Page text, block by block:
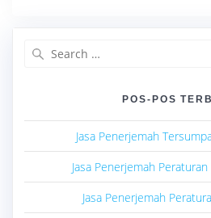
POS-POS
Jasa Penerjemah
Jasa Penerjemah Peraturan
Jasa Penerjemah